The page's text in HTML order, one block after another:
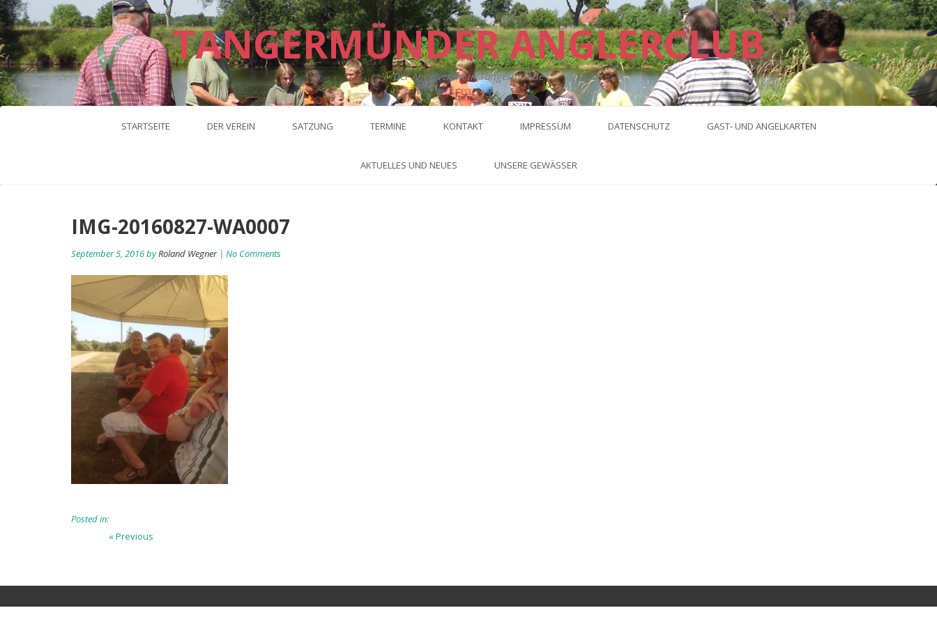
TANGERMÜNDER ANGLERCLUB
Der Angelverein in Tangermünde
STARTSEITE DER VEREIN SATZUNG TERMINE KONTAKT IMPRESSUM DATENSCHUTZ GAST- UND ANGELKARTEN
AKTUELLES UND NEUES UNSERE GEWÄSSER
IMG-20160827-WA0007
September 5, 2016 byRoland Wegner| No Comments
Posted in:
Beitragsnavigation
« Previous